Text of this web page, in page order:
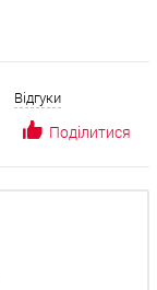
Відгуки
Поділитися